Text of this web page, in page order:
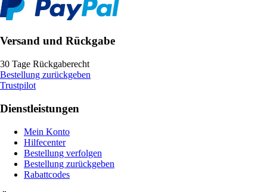
Versand und Rückgabe
30 Tage Rückgaberecht
Bestellung zurückgeben
Trustpilot
Dienstleistungen
Mein Konto
Hilfecenter
Bestellung verfolgen
Bestellung zurückgeben
Rabattcodes